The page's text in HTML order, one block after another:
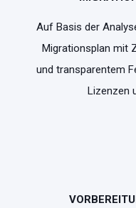
Auf Basis der
Migrationsplan mit
und transparentem
Lizenzen